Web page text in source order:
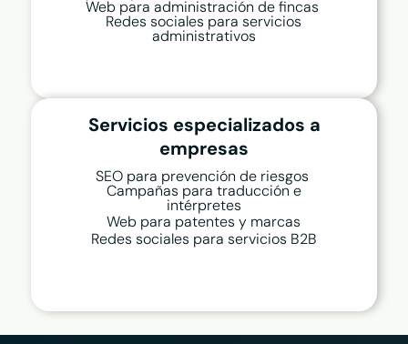
Web para administración de fincas
Redes sociales para servicios
administrativos
Servicios especializados a
empresas
SEO para prevención de riesgos
Campañas para traducción e
intérpretes
Web para patentes y marcas
Redes sociales para servicios B2B